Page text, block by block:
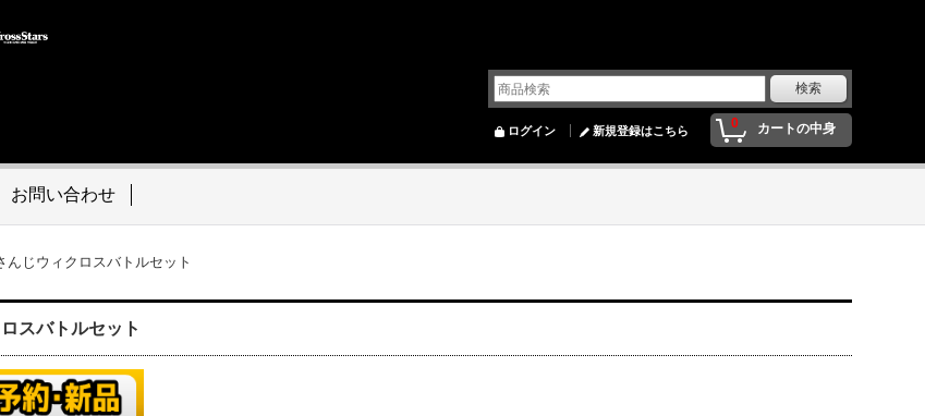
0 カートの中身
ログイン 新規登録はこちら
お問い合わせ
んじウィクロスバトルセット
スバトルセット